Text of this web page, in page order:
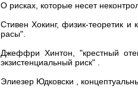
О рисках, которые несет
Стивен Хокинг, физик-теоретик и
расы".
Джеффри Хинтон, "крестный
экзистенциальный риск" .
Элиезер Юдковски ,